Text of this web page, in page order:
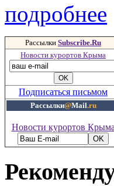
подробнее
Рассылки Subscribe.Ru
Новости курортов Крыма
Подписаться письмом
Рассылки@Mail.ru
Новости курортов Крыма